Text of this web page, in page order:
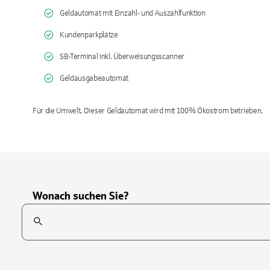
Geldautomat mit Einzahl- und Auszahlfunktion
Kundenparkplätze
SB-Terminal inkl. Überweisungsscanner
Geldausgabeautomat
Für die Umwelt. Dieser Geldautomat wird mit 100% Ökostrom betrieben.
Wonach suchen Sie?
Suchfeld